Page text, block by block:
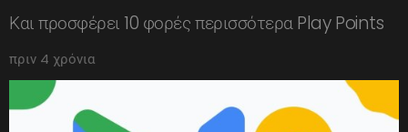
Και προσφέρει 10 φορές περισσότερα Play Points
πριν 4 χρόνια